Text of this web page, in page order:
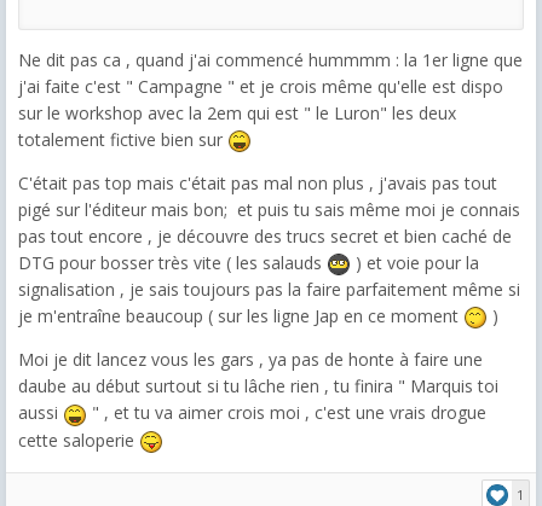
Ne dit pas ca , quand j'ai commencé hummmm : la 1er ligne que
j'ai faite c'est " Campagne " et je crois même qu'elle est dispo
sur le workshop avec la 2em qui est " le Luron" les deux
totalement fictive bien sur
C'était pas top mais c'était pas mal non plus , j'avais pas tout
pigé sur l'éditeur mais bon; et puis tu sais même moi je connais
pas tout encore , je découvre des trucs secret et bien caché de
DTG pour bosser très vite ( les salauds
) et voie pour la
signalisation , je sais toujours pas la faire parfaitement même si
je m'entraîne beaucoup ( sur les ligne Jap en ce moment
)
Moi je dit lancez vous les gars , ya pas de honte à faire une
daube au début surtout si tu lâche rien , tu finira " Marquis toi
aussi
" , et tu va aimer crois moi , c'est une vrais drogue
cette saloperie
1